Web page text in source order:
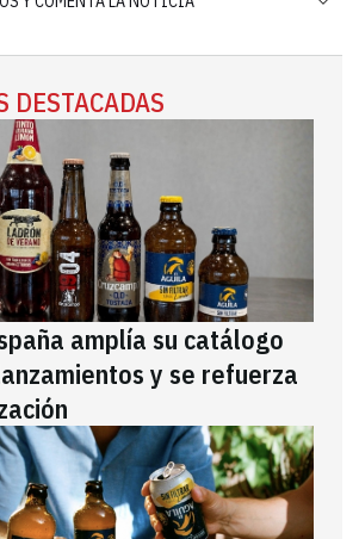
DESTACADAS
amplía su catálogo
y se refuerza